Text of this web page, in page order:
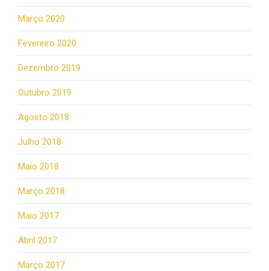
Março 2020
Fevereiro 2020
Dezembro 2019
Outubro 2019
Agosto 2018
Julho 2018
Maio 2018
Março 2018
Maio 2017
Abril 2017
Março 2017